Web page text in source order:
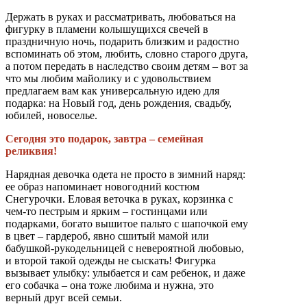
Держать в руках и рассматривать, любоваться на
фигурку в пламени колышущихся свечей в
праздничную ночь, подарить близким и радостно
вспоминать об этом, любить, словно старого друга,
а потом передать в наследство своим детям – вот за
что мы любим майолику и с удовольствием
предлагаем вам как универсальную идею для
подарка: на Новый год, день рождения, свадьбу,
юбилей, новоселье.
Сегодня это подарок, завтра – семейная
реликвия!
Нарядная девочка одета не просто в зимний наряд:
ее образ напоминает новогодний костюм
Снегурочки. Еловая веточка в руках, корзинка с
чем-то пестрым и ярким – гостинцами или
подарками, богато вышитое пальто с шапочкой ему
в цвет – гардероб, явно сшитый мамой или
бабушкой-рукодельницей с невероятной любовью,
и второй такой одежды не сыскать! Фигурка
вызывает улыбку: улыбается и сам ребенок, и даже
его собачка – она тоже любима и нужна, это
верный друг всей семьи.